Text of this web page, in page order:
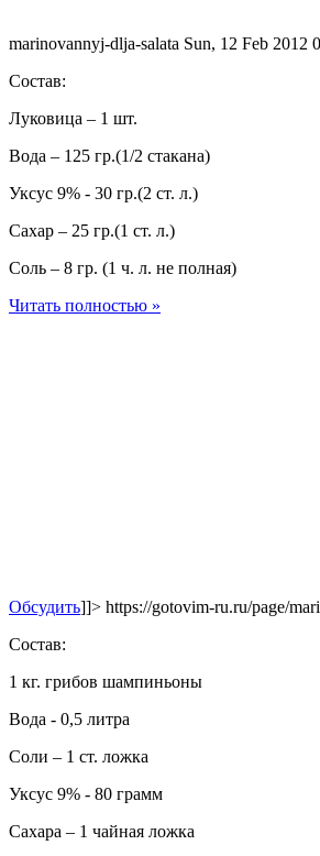
marinovannyj-dlja-salata Sun, 12 Feb 2012
Состав:
Луковица – 1 шт.
Вода – 125 гр.(1/2 стакана)
Уксус 9% - 30 гр.(2 ст. л.)
Сахар – 25 гр.(1 ст. л.)
Соль – 8 гр. (1 ч. л. не полная)
Читать полностью »
Обсудить]]> https://gotovim-ru.ru/page/
Состав:
1 кг. грибов шампиньоны
Вода - 0,5 литра
Соли – 1 ст. ложка
Уксус 9% - 80 грамм
Сахара – 1 чайная ложка